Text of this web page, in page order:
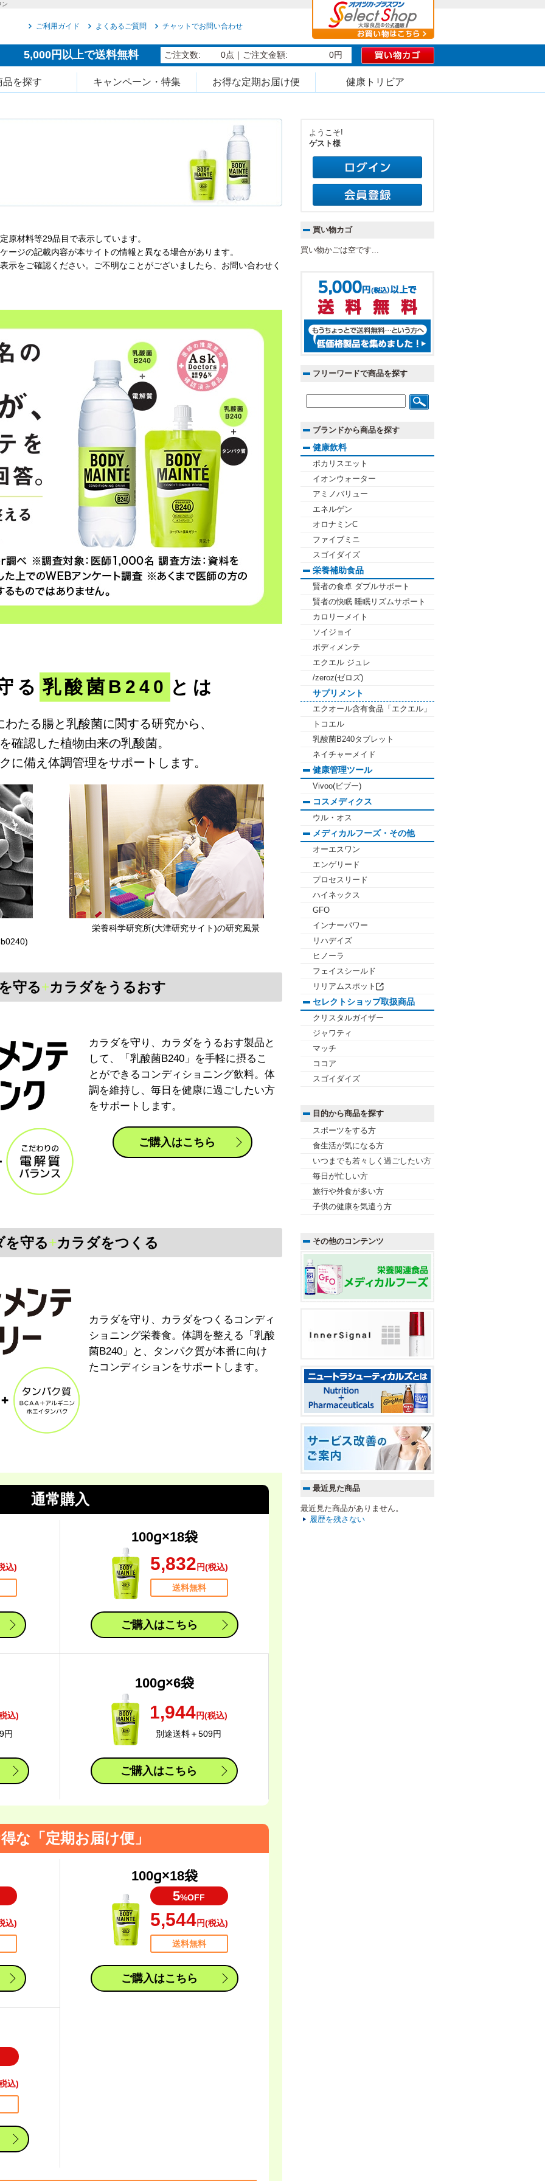
ン
ご利用ガイド よくあるご質問 チャットでお問い合わせ
5,000円以上で送料無料 ご注文数: 0点 ｜ご注文金額: 0円
品を探す キャンペーン・特集 お得な定期お届け便 健康トリビア
材料等29品目で表示しています。
ジの記載内容が本サイトの情報と異なる場合があります。
示をご確認ください。ご不明なことがございましたら、 お問い合わせく
る 乳酸菌B240 とは
たる腸と乳酸菌に関する研究から、
確認した植物由来の乳酸菌。
に備え体調管理をサポートします。
栄養科学研究所(大津研究サイト)の研究風景
守る+カラダをうるおす
カラダを守り、カラダをうるおす製品と
して、「乳酸菌B240」を手軽に摂るこ
とができるコンディショニング飲料。体
調を維持し、毎日を健康に過ごしたい方
をサポートします。
ご購入はこちら
を守る+カラダをつくる
カラダを守り、カラダをつくるコンディ
ショニング栄養食。体調を整える「乳酸
菌B240」と、タンパク質が本番に向け
たコンディションをサポートします。
通常購入
込)
100g×18袋
5,832 円(税込)
送料無料
ご購入はこちら
込)
円
100g×6袋
1,944円(税込)
別途送料＋509円
ご購入はこちら
「定期お届け便」
込)
100g×18袋
5%OFF
5,544円(税込)
送料無料
ご購入はこちら
込)
ようこそ!
ゲスト様
買い物カゴ
買い物かごは空です...
フリーワードで商品を探す
ブランドから商品を探す
健康飲料
ポカリスエット
イオンウォーター
アミノバリュー
エネルゲン
オロナミンC
ファイブミニ
スゴイダイズ
栄養補助食品
賢者の食卓 ダブルサポート
賢者の快眠 睡眠リズムサポート
カロリーメイト
ソイジョイ
ボディメンテ
エクエル ジュレ
/zeroz(ゼロズ)
サプリメント
エクオール含有食品「エクエル」
トコエル
乳酸菌B240タブレット
ネイチャーメイド
健康管理ツール
Vivoo(ビブー)
コスメディクス
ウル・オス
メディカルフーズ・その他
オーエスワン
エンゲリード
プロセスリード
ハイネックス
GFO
インナーパワー
リハデイズ
ヒノーラ
フェイスシールド
リリアムスポット
セレクトショップ取扱商品
クリスタルガイザー
ジャワティ
マッチ
ココア
スゴイダイズ
目的から商品を探す
スポーツをする方
食生活が気になる方
いつまでも若々しく過ごしたい方
毎日が忙しい方
旅行や外食が多い方
子供の健康を気遣う方
その他のコンテンツ
最近見た商品
最近見た商品がありません。
履歴を残さない